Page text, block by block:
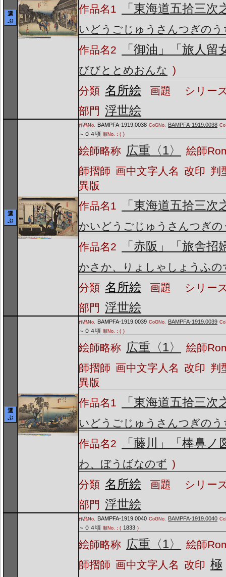
選
ぶ
作品名1
「東海道五拾三次
いどうごじゅうさんつぎのう
作品名2
「御油」「旅人留
びびととめおんな )
分類 名所絵 画題
シリー
部門 浮世絵
選
ぶ
作品No. BAMPFA-1919.0038 CoGNo. BAMPFA-1919.0038
～０４頃 順No.：( )
絵師略称 広重〈1〉
絵師
師摺師 画中文字人名 改印 判
異版
作品名1
「東海道五拾三次
かいどうごじゅうさんつぎの
作品名2
「赤阪」「旅舎招
かさか、りょしゃしょうふの
分類 名所絵 画題
シリー
部門 浮世絵
選
ぶ
作品No. BAMPFA-1919.0039 CoGNo. BAMPFA-1919.0039
～０４頃 順No.：( )
絵師略称 広重〈1〉
絵師
師摺師 画中文字人名 改印 判
異版
作品名1
「東海道五拾三次
いどうごじゅうさんつぎのう
作品名2
「藤川」「棒鼻ノ
わ、ぼうばなのず )
分類 名所絵 画題
シリー
部門 浮世絵
作品No. BAMPFA-1919.0040 CoGNo. BAMPFA-1919.0040
～０４頃 順No.：( 1833 )
絵師略称 広重〈1〉
絵師
師摺師 画中文字人名 改印 極